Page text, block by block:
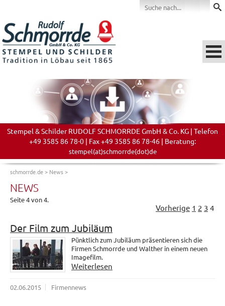
Stempel & Schilder RUDOLF SCHMORRDE GmbH & Co. KG | Telefon
+49 3585 86 78-0 | Fax +49 3585 86 78-46 | Beratung:
stempel(at)schmorrde(dot)de
schmorrde.de> News>
NEWS
Seite 4 von 4.
Vorherige 1 2 3 4
Der Film zum Jubiläum
Pünktlich zum Jubiläum präsentieren sich die
Firmen Schmorrde und Walther in einem neuen
Imagefilm.
Weiterlesen
02.06.2015 Firmennews